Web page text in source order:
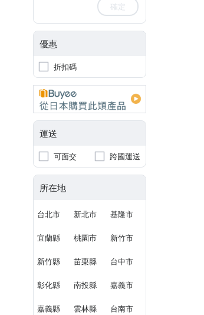
確定
優惠
折扣碼
運送
可面交 跨國運送
所在地
台北市 新北市 基隆市
宜蘭縣 桃園市 新竹市
新竹縣 苗栗縣 台中市
彰化縣 南投縣 嘉義市
嘉義縣 雲林縣 台南市